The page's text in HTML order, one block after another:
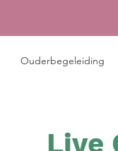
Ouderbegeleiding
Live